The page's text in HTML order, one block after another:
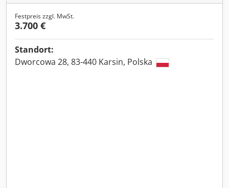
Festpreis zzgl. MwSt.
3.700 €
Standort:
Dworcowa 28, 83-440 Karsin, Polska